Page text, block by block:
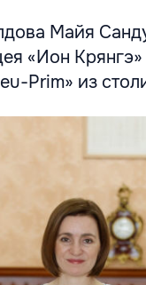
Майя
«Ион
Prim» из